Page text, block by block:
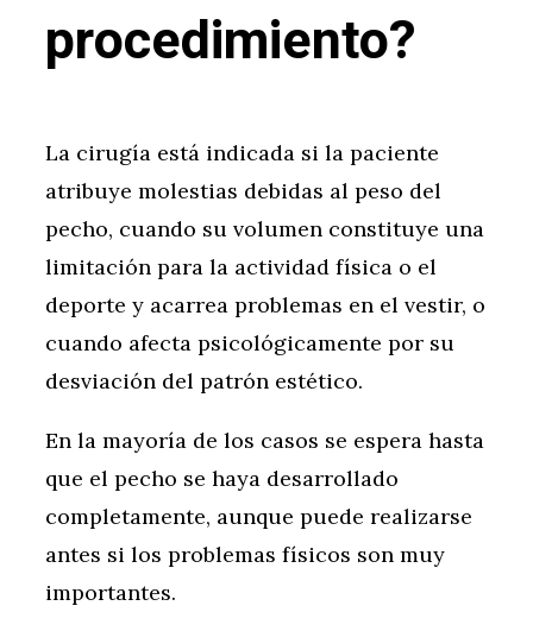
procedimiento?
La cirugía está indicada si la paciente
atribuye molestias debidas al peso del
pecho, cuando su volumen constituye una
limitación para la actividad física o el
deporte y acarrea problemas en el vestir, o
cuando afecta psicológicamente por su
desviación del patrón estético.
En la mayoría de los casos se espera hasta
que el pecho se haya desarrollado
completamente, aunque puede realizarse
antes si los problemas físicos son muy
importantes.